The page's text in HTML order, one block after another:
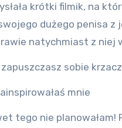
krótki filmik, na
dużego penisa z
natychmiast z niej
zapuszczasz sobie
mnie
tego nie planowałam!